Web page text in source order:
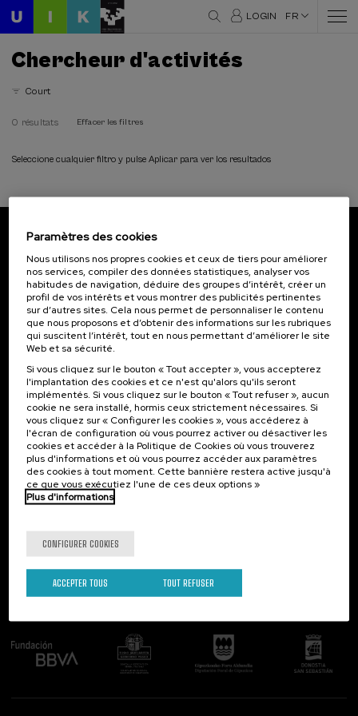
LOGIN FR
Chercheur d'activités
Court
0 résultats Effacer les filtres
Seleccione cualquier filtro y pulse Aplicar para ver los resultados
Inscrivez-vous pour être le premier à recevoir les
actualités de l'UIK.
S'abonner
Contact
Palacio Miramar
Paseo de Miraconcha, 48
20007 Donostia / San Sebastián
Gipuzkoa, Spain
Contactez-nous!
Intéressant...
Activités précédentes
Suivez-nous
Paramètres des cookies
Nous utilisons nos propres cookies et ceux de tiers pour améliorer
nos services, compiler des données statistiques, analyser vos
habitudes de navigation, déduire des groupes d’intérêt, créer un
profil de vos intérêts et vous montrer des publicités pertinentes
sur d’autres sites. Cela nous permet de personnaliser le contenu
que nous proposons et d’obtenir des informations sur les rubriques
qui suscitent l’intérêt, tout en nous permettant d’améliorer le site
Web et sa sécurité.
Si vous cliquez sur le bouton « Tout accepter », vous accepterez
l'implantation des cookies et ce n'est qu'alors qu'ils seront
implémentés. Si vous cliquez sur le bouton « Tout refuser », aucun
cookie ne sera installé, hormis ceux strictement nécessaires. Si
vous cliquez sur « Configurer les cookies », vous accéderez à
l'écran de configuration où vous pourrez activer ou désactiver les
cookies et accéder à la Politique de Cookies où vous trouverez
plus d'informations et où vous pourrez accéder aux paramètres
des cookies à tout moment. Cette bannière restera active jusqu'à
ce que vous exécutiez l'une de ces deux options »
Plus d'informations
CONFIGURER COOKIES
TOUT REFUSER
ACCEPTER TOUS